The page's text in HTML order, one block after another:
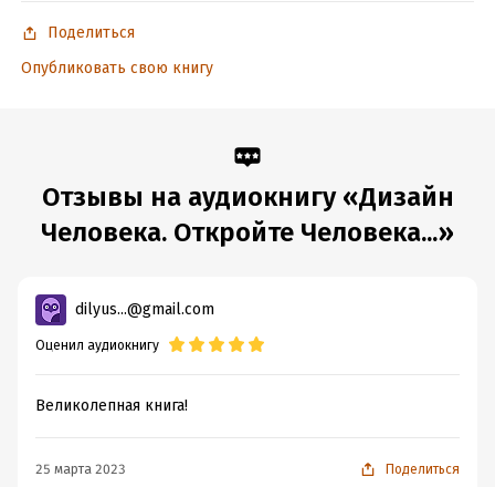
Поделиться
Опубликовать свою книгу
Отзывы на аудиокнигу «Дизайн
Человека. Откройте Человека...»
dilyus...@gmail.com
Оценил аудиокнигу
Великолепная книга!
25 марта 2023 Поделиться